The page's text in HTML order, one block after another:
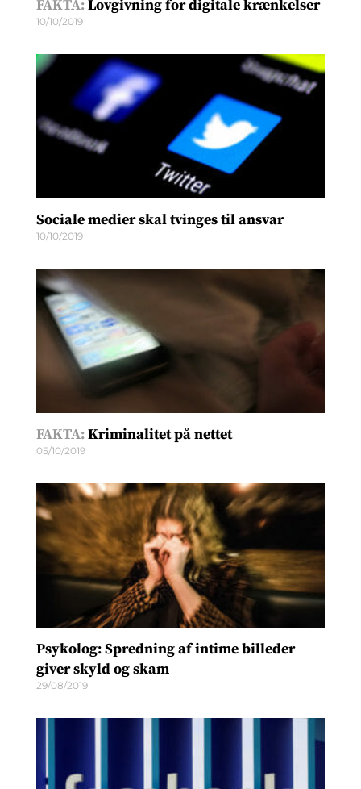
FAKTA:Lovgivning for digitale krænkelser
10/10/2019
Sociale medier skal tvinges til ansvar
10/10/2019
FAKTA:Kriminalitet på nettet
05/10/2019
Psykolog: Spredning af intime billeder
giver skyld og skam
29/08/2019